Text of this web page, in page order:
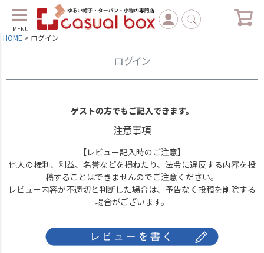
MENU
HOME ログイン
ログイン
ゲストの方でもご記入できます。
注意事項
【レビュー記入時のご注意】
他人の権利、利益、名誉などを損ねたり、法令に違反する内容を投
稿することはできませんのでご注意ください。
レビュー内容が不適切と判断した場合は、予告なく投稿を削除する
場合がございます。